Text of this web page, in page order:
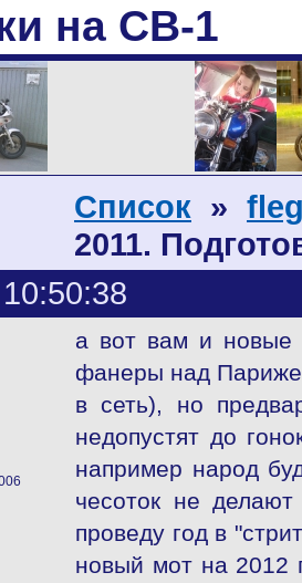
на CB-1
Список »
2011.
а вот вам и новые
фанеры над
в сеть), но
недопустят до
например народ
чесоток не
проведу год в
новый мот на 2012